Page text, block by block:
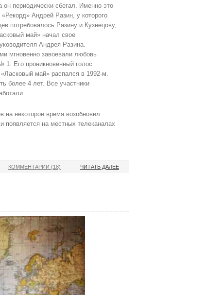
периодически сбегал. Именно это
Андрей Разин, у которого
потребовалось Разину и Кузнецову,
май» начал свое
Андрея Разина.
мгновенно завоевали любовь
Его проникновенный голос
май» распался в 1992-м.
более 4 лет. Все участники
некоторое время возобновил
появляется на местных телеканалах
ЧИТАТЬ ДАЛЕЕ
КОММЕНТАРИИ (18)